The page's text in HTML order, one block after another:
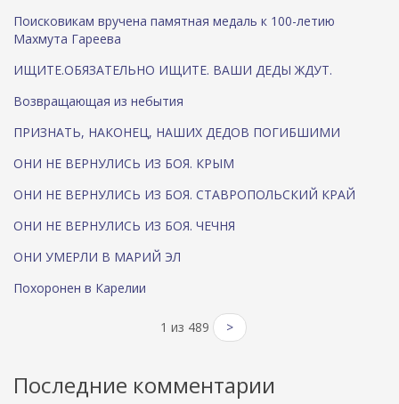
Поисковикам вручена памятная медаль к 100-летию
Махмута Гареева
ИЩИТЕ.ОБЯЗАТЕЛЬНО ИЩИТЕ. ВАШИ ДЕДЫ ЖДУТ.
Возвращающая из небытия
ПРИЗНАТЬ, НАКОНЕЦ, НАШИХ ДЕДОВ ПОГИБШИМИ
ОНИ НЕ ВЕРНУЛИСЬ ИЗ БОЯ. КРЫМ
ОНИ НЕ ВЕРНУЛИСЬ ИЗ БОЯ. СТАВРОПОЛЬСКИЙ КРАЙ
ОНИ НЕ ВЕРНУЛИСЬ ИЗ БОЯ. ЧЕЧНЯ
ОНИ УМЕРЛИ В МАРИЙ ЭЛ
Похоронен в Карелии
1 из 489 >
Последние комментарии